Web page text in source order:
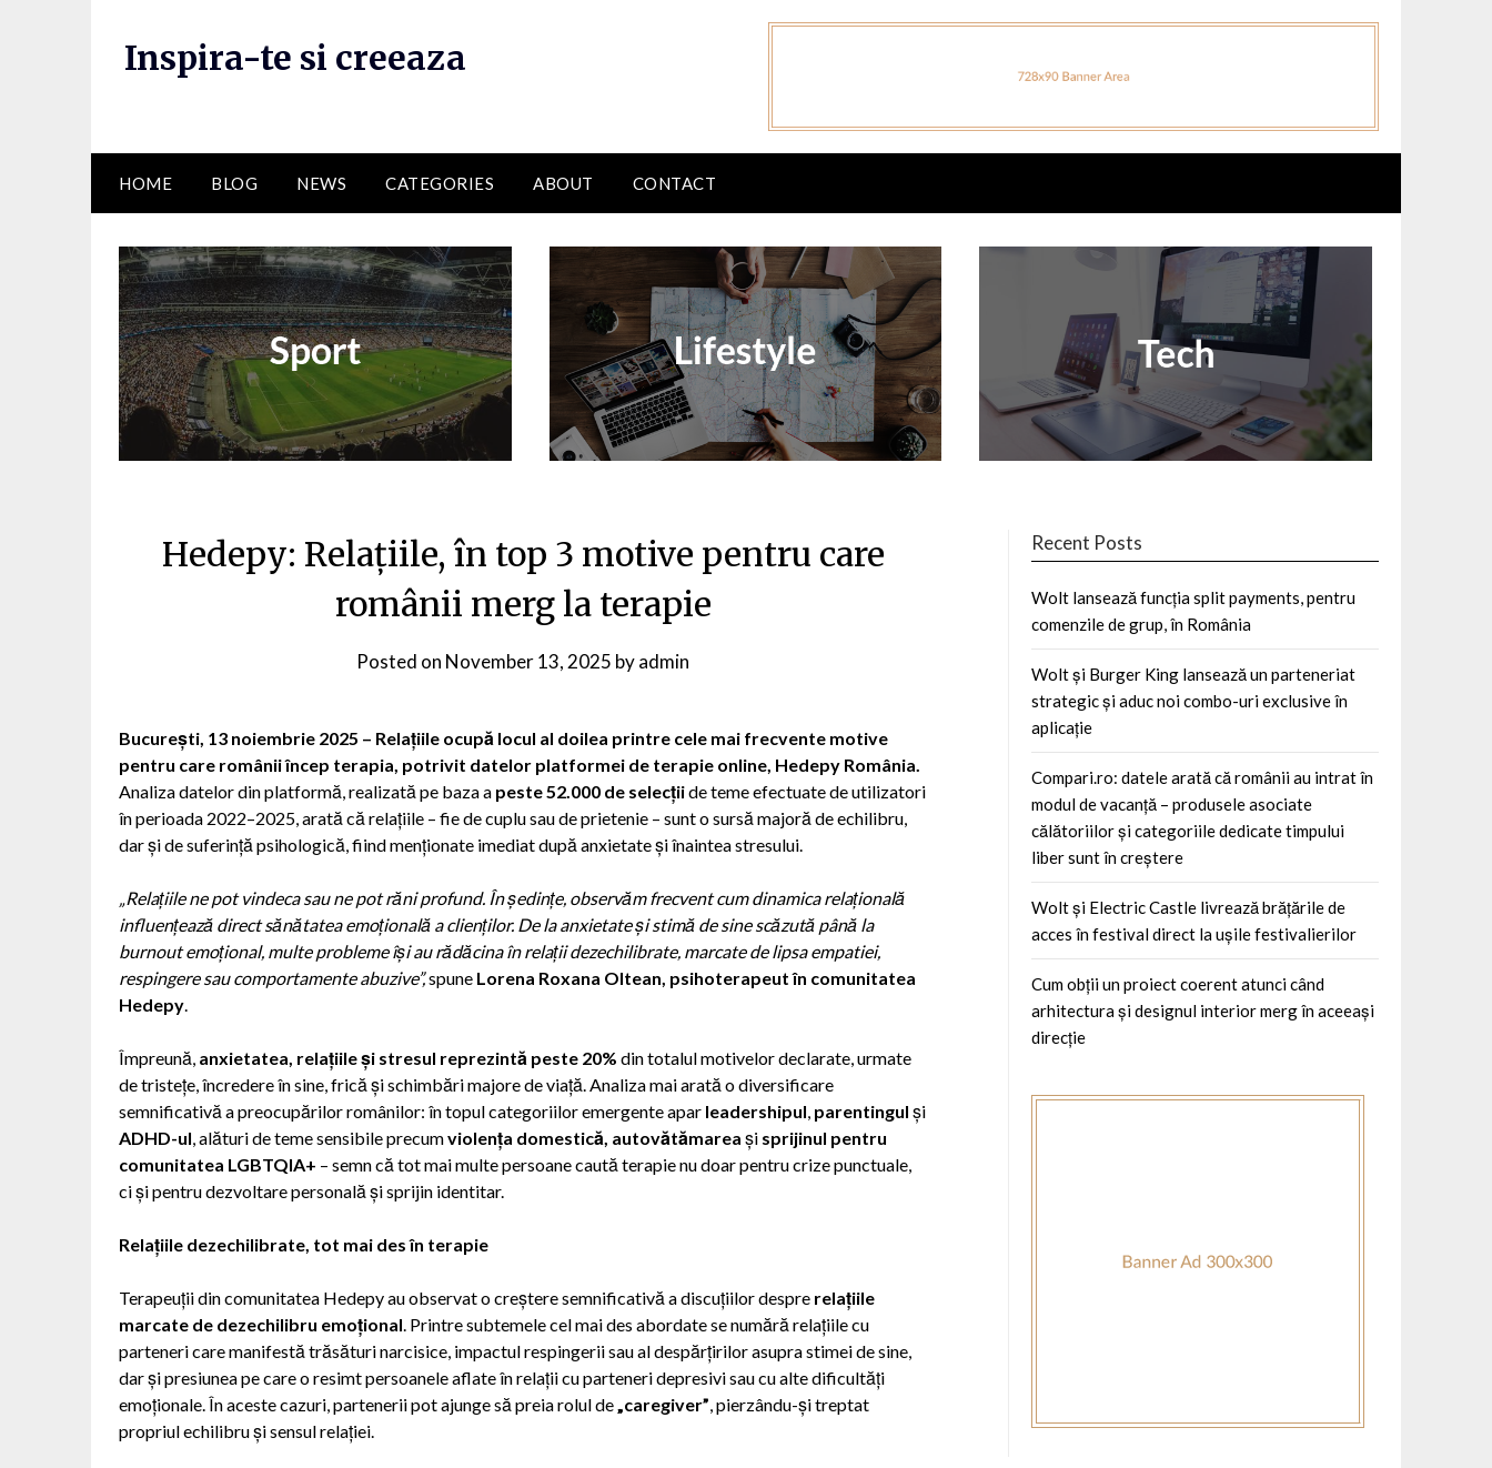
Inspira-te si creeaza
HOME BLOG NEWS CATEGORIES ABOUT CONTACT
Hedepy: Relațiile, în top 3 motive pentru care
românii merg la terapie
Posted on November 13, 2025 byadmin
București, 13 noiembrie 2025 – Relațiile ocupă locul al doilea printre cele mai frecvente motive
pentru care românii încep terapia, potrivit datelor platformei de terapie online, Hedepy România.
Analiza datelor din platformă, realizată pe baza a peste 52.000 de selecțiide teme efectuate de utilizatori
în perioada 2022–2025, arată că relațiile – fie de cuplu sau de prietenie – sunt o sursă majoră de echilibru,
dar și de suferință psihologică, fiind menționate imediat după anxietate și înaintea stresului.
„Relațiile ne pot vindeca sau ne pot răni profund. În ședințe, observăm frecvent cum dinamica relațională
influențează direct sănătatea emoțională a clienților. De la anxietate și stimă de sine scăzută până la
burnout emoțional, multe probleme își au rădăcina în relații dezechilibrate, marcate de lipsa empatiei,
respingere sau comportamente abuzive”,spune Lorena Roxana Oltean , psihoterapeut în comunitatea
Hedepy
Împreună, anxietatea, relațiile și stresul reprezintă peste 20% din totalul motivelor declarate, urmate
de tristețe, încredere în sine, frică și schimbări majore de viață. Analiza mai arată o diversificare
semnificativă a preocupărilor românilor: în topul categoriilor emergente apar leadershipul parentingul și
ADHD-ul , alături de teme sensibile precumviolența domestică, autovătămarea și sprijinul pentru
comunitatea LGBTQIA+ – semn că tot mai multe persoane caută terapie nu doar pentru crize punctuale,
ci și pentru dezvoltare personală și sprijin identitar.
Relațiile dezechilibrate, tot mai des în terapie
Terapeuții din comunitatea Hedepy au observat o creștere semnificativă a discuțiilor despre relațiile
marcate de dezechilibru emoțional . Printre subtemele cel mai des abordate se numără relațiile cu
parteneri care manifestă trăsături narcisice, impactul respingerii sau al despărțirilor asupra stimei de sine,
dar și presiunea pe care o resimt persoanele aflate în relații cu parteneri depresivi sau cu alte dificultăți
emoționale. În aceste cazuri, partenerii pot ajunge să preia rolul de „caregiver” , pierzându-și treptat
propriul echilibru și sensul relației.
Recent Posts
Wolt lansează funcția split payments, pentru
comenzile de grup, în România
Wolt și Burger King lansează un parteneriat
strategic și aduc noi combo-uri exclusive în
aplicație
Compari.ro: datele arată că românii au intrat în
modul de vacanță – produsele asociate
călătoriilor și categoriile dedicate timpului
liber sunt în creștere
Wolt și Electric Castle livrează brățările de
acces în festival direct la ușile festivalierilor
Cum obții un proiect coerent atunci când
arhitectura și designul interior merg în aceeași
direcție